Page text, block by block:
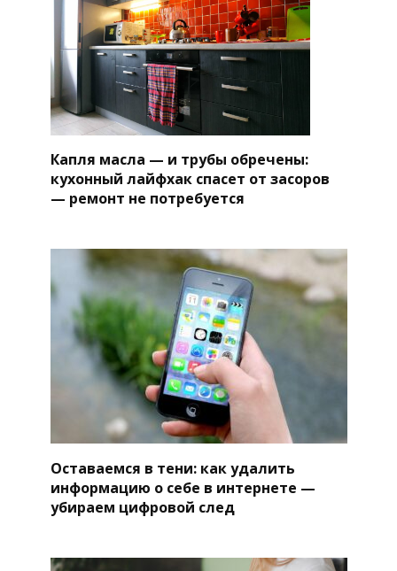
Капля масла — и трубы обречены:
кухонный лайфхак спасет от засоров
— ремонт не потребуется
Оставаемся в тени: как удалить
информацию о себе в интернете —
убираем цифровой след